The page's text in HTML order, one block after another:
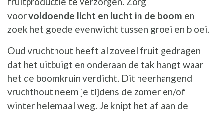
voorvoldoende licht en lucht in de boom en
zoek het goede evenwicht tussen groei en bloei.
Oud vruchthout heeft al zoveel fruit gedragen
dat het uitbuigt en onderaan de tak hangt waar
het de boomkruin verdicht. Dit neerhangend
vruchthout neem je tijdens de zomer en/of
winter helemaal weg. Je knipt het af aan de